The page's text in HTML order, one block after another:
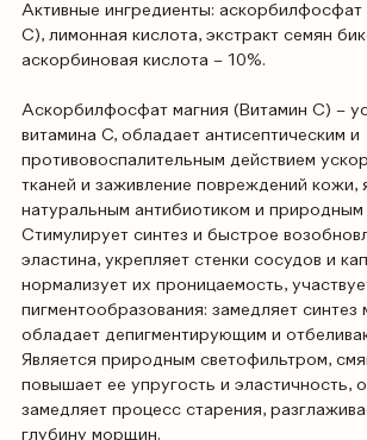
Активные ингредиенты: аскорбилфосфат
С), лимонная кислота, экстракт семян
аскорбиновая кислота – 10%.
Аскорбилфосфат магния (Витамин С) –
витамина C, обладает антисептическим и
противовоспалительным действием
тканей и заживление повреждений кожи,
натуральным антибиотиком и природным
Стимулирует синтез и быстрое
эластина, укрепляет стенки сосудов и
нормализует их проницаемость,
пигментообразования: замедляет синтез
обладает депигментирующим и
Является природным светофильтром,
повышает ее упругость и эластичность,
замедляет процесс старения,
глубину морщин.